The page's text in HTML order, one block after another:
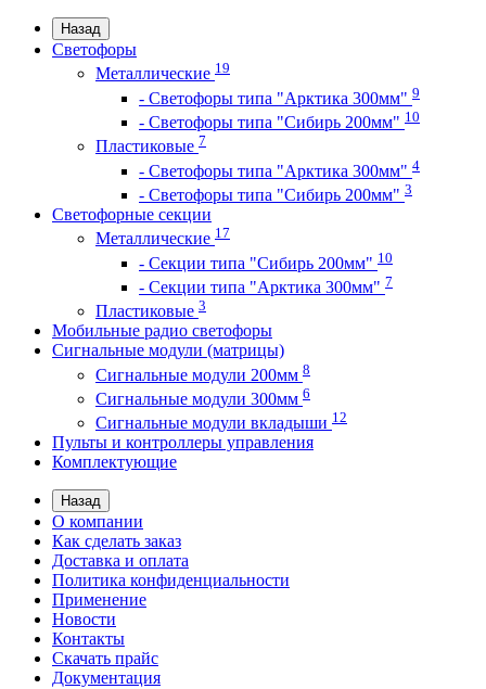
Назад
Светофоры
Металлические 19
- Светофоры типа "Арктика 300мм" 9
- Светофоры типа "Сибирь 200мм" 10
Пластиковые 7
- Светофоры типа "Арктика 300мм" 4
- Светофоры типа "Сибирь 200мм" 3
Светофорные секции
Металлические 17
- Секции типа "Сибирь 200мм" 10
- Секции типа "Арктика 300мм" 7
Пластиковые 3
Мобильные радио светофоры
Сигнальные модули (матрицы)
Сигнальные модули 200мм 8
Сигнальные модули 300мм 6
Сигнальные модули вкладыши 12
Пульты и контроллеры управления
Комплектующие
Назад
О компании
Как сделать заказ
Доставка и оплата
Политика конфиденциальности
Применение
Новости
Контакты
Скачать прайс
Документация